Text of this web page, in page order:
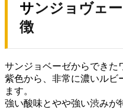
サンジョヴェーゼの味や香りの特
徴
サンジョベーゼからできた
紫色から、非常に濃いルビ
ます。
強い酸味とやや強い渋みが